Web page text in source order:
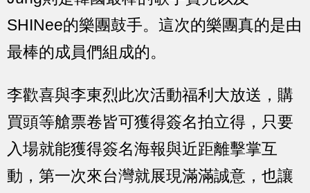
SHINee的樂團鼓手。這次的樂團真的是由
最棒的成員們組成的。
李歡喜與李東烈此次活動福利大放送，購
買頭等艙票卷皆可獲得簽名拍立得，只要
入場就能獲得簽名海報與近距離擊掌互
動，第一次來台灣就展現滿滿誠意，也讓